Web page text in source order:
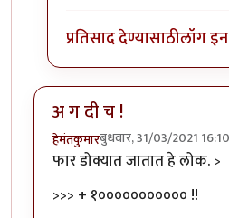
प्रतिसाद देण्यासाठीलॉग
अ ग दी च !
हेमंतकुमारबुधवार, 31/03/2021 16:10
फार डोक्यात जातात हे लोक. >
>>> + १००००००००००० !!